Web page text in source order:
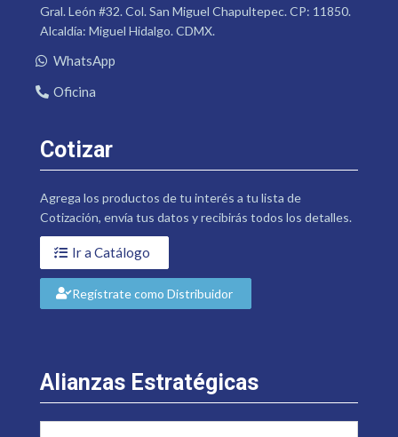
Gral. León #32. Col. San Miguel Chapultepec. CP: 11850.
Alcaldía: Miguel Hidalgo. CDMX.
WhatsApp
Oficina
Cotizar
Agrega los productos de tu interés a tu lista de
Cotización, envía tus datos y recibirás todos los detalles.
Ir a Catálogo
Regístrate como Distribuidor
Alianzas Estratégicas